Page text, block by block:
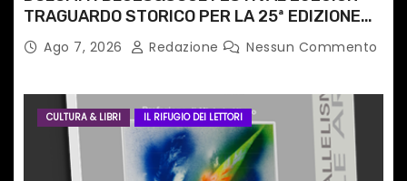
TRAGUARDO STORICO PER LA 25ª EDIZIONE
TRA LE CIME PATRIMONIO UNESCO
Ago 7, 2026 Redazione Nessun Commento
CULTURA & LIBRI IL RIFUGIO DEI LETTORI